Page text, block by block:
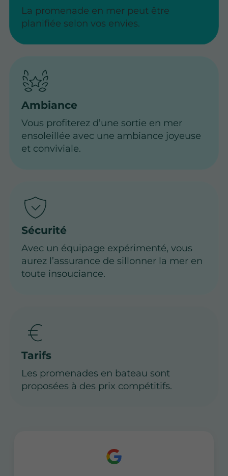
La promenade en mer peut être
planifiée selon vos envies.
Ambiance
Vous profiterez d’une sortie en mer
ensoleillée avec une ambiance joyeuse
et conviviale.
Sécurité
Avec un équipage expérimenté, vous
aurez l’assurance de sillonner la mer en
toute insouciance.
Tarifs
Les promenades en bateau sont
proposées à des prix compétitifs.